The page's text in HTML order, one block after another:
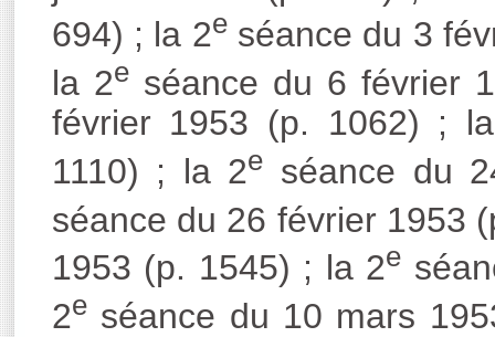
694) ; la 2eséance du 3
la 2eséance du 6 février
février 1953 (p. 1062) ;
1110) ; la 2e séance du
séance du 26 février 1953
1953 (p. 1545) ; la 2e
2eséance du 10 mars